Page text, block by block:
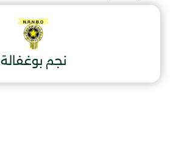
نجم بوغفالة